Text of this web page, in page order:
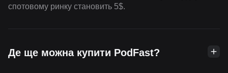
спотовому ринку становить 5$.
Де ще можна купити PodFast?